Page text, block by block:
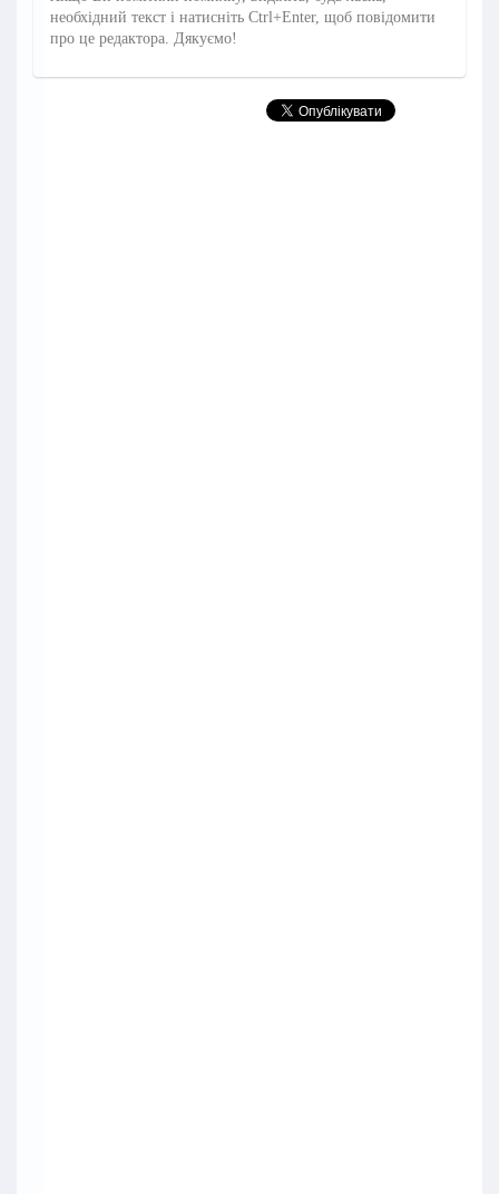
необхідний текст і натисніть Ctrl+Enter, щоб повідомити
про це редактора. Дякуємо!